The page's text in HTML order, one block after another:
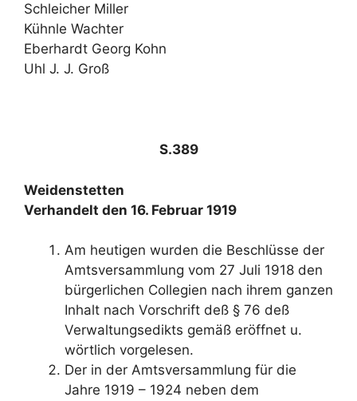
Schleicher Miller
Kühnle Wachter
Eberhardt Georg Kohn
Uhl J. J. Groß
S.389
Weidenstetten
Verhandelt den 16. Februar 1919
Am heutigen wurden die Beschlüsse der
Amtsversammlung vom 27 Juli 1918 den
bürgerlichen Collegien nach ihrem ganzen
Inhalt nach Vorschrift deß § 76 deß
Verwaltungsedikts gemäß eröffnet u.
wörtlich vorgelesen.
Der in der Amtsversammlung für die
Jahre 1919 – 1924 neben dem